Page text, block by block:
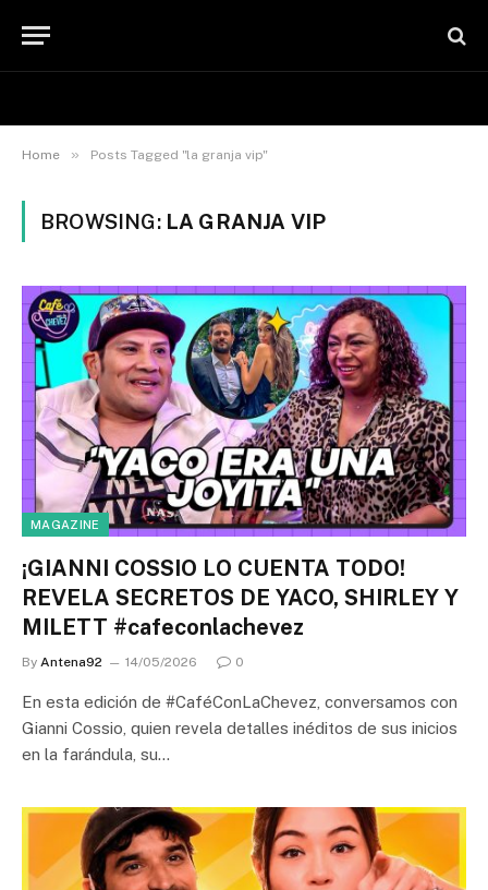
Home » Posts Tagged "la granja vip"
BROWSING: LA GRANJA VIP
MAGAZINE
¡GIANNI COSSIO LO CUENTA TODO!
REVELA SECRETOS DE YACO, SHIRLEY Y
MILETT #cafeconlachevez
By Antena92 14/05/2026 0
En esta edición de #CaféConLaChevez, conversamos con
Gianni Cossio, quien revela detalles inéditos de sus inicios
en la farándula, su…